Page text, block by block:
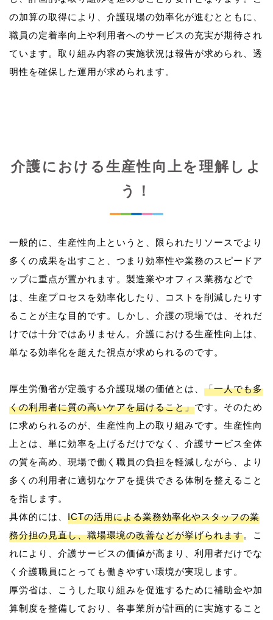
の加算の取得により、介護現場の効率化が進むとともに、
職員の定着率向上や利用者へのサービスの充実が期待され
ています。取り組み内容の実施状況は報告が求められ、透
介護における生産性向上を理解しよ
う！
一般的に、生産性向上というと、限られたリソースでより
多くの成果を出すこと、つまり効率性や業務のスピードア
ップに重点が置かれます。製造業やオフィス業務などで
は、生産プロセスを効率化したり、コストを削減したりす
ることが主な目的です。しかし、介護の現場では、それだ
けでは十分ではありません。介護における生産性向上は、
単なる効率化を超えた視点が求められるのです。
厚生労働省が定義する介護現場の価値とは、 「一人でも多
くの利用者に質の高いケアを届けること」です。そのため
に求められるのが、生産性向上の取り組みです。生産性向
上とは、単に効率を上げるだけでなく、介護サービス全体
の質を高め、現場で働く職員の負担を軽減しながら、より
多くの利用者に適切なケアを提供できる体制を整えること
を指します。
具体的には、 ICTの活用による業務効率化やスタッフの業
務分担の見直し、職場環境の改善などが挙げられます。こ
れにより、介護サービスの価値が高まり、利用者だけでな
く介護職員にとっても働きやすい環境が実現します。
厚労省は、こうした取り組みを促進するために補助金や加
算制度を整備しており、各事業所が計画的に実施すること